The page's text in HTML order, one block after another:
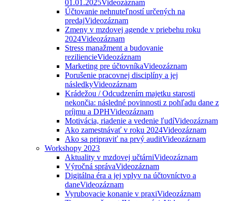
01.01.2025Videozáznam
Účtovanie nehnuteľností určených na
predajVideozáznam
Zmeny v mzdovej agende v priebehu roku
2024Videozáznam
Stress manažment a budovanie
reziliencieVideozáznam
Marketing pre účtovníkaVideozáznam
Porušenie pracovnej disciplíny a jej
následkyVideozáznam
Krádežou / Odcudzením majetku starosti
nekončia: následné povinnosti z pohľadu dane z
príjmu a DPHVideozáznam
Motivácia, riadenie a vedenie ľudíVideozáznam
Ako zamestnávať v roku 2024Videozáznam
Ako sa pripraviť na prvý auditVideozáznam
Workshopy 2023
Aktuality v mzdovej učtárniVideozáznam
Výročná správaVideozáznam
Digitálna éra a jej vplyv na účtovníctvo a
daneVideozáznam
Vyrubovacie konanie v praxiVideozáznam